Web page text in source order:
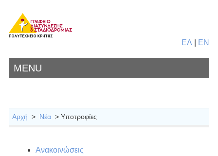
ΕΛ EN
MENU
Αρχή > Νέα> Υποτροφίες
Ανακοινώσεις